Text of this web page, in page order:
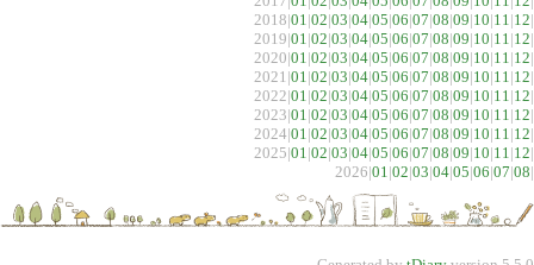
2018|01|02|03|04|05|06|07|08|09|10|11|12|
2019|01|02|03|04|05|06|07|08|09|10|11|12|
2020|01|02|03|04|05|06|07|08|09|10|11|12|
2021|01|02|03|04|05|06|07|08|09|10|11|12|
2022|01|02|03|04|05|06|07|08|09|10|11|12|
2023|01|02|03|04|05|06|07|08|09|10|11|12|
2024|01|02|03|04|05|06|07|08|09|10|11|12|
2025|01|02|03|04|05|06|07|08|09|10|11|12|
2026|01|02|03|04|05|06|07|08|